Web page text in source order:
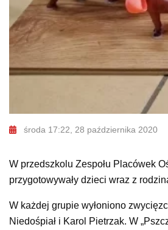
środa 17:22, 28 października 2020
W przedszkolu Zespołu Placówek
przygotowywały dzieci wraz z
W każdej grupie wyłoniono
Niedośpiał i Karol Pietrzak. W